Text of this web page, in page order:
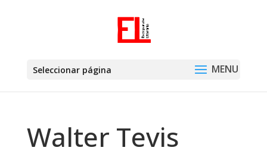
Seleccionar página
Walter Tevis